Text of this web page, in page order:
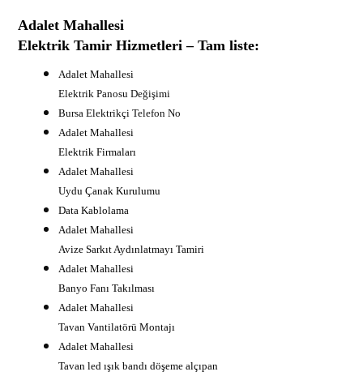
Adalet Mahallesi
Elektrik Tamir Hizmetleri – Tam liste:
Adalet Mahallesi
Elektrik Panosu Değişimi
Bursa Elektrikçi Telefon No
Adalet Mahallesi
Elektrik Firmaları
Adalet Mahallesi
Uydu Çanak Kurulumu
Data Kablolama
Adalet Mahallesi
Avize Sarkıt Aydınlatmayı Tamiri
Adalet Mahallesi
Banyo Fanı Takılması
Adalet Mahallesi
Tavan Vantilatörü Montajı
Adalet Mahallesi
Tavan led ışık bandı döşeme alçıpan